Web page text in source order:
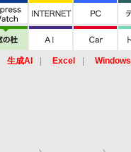
生成AI Excel Windows